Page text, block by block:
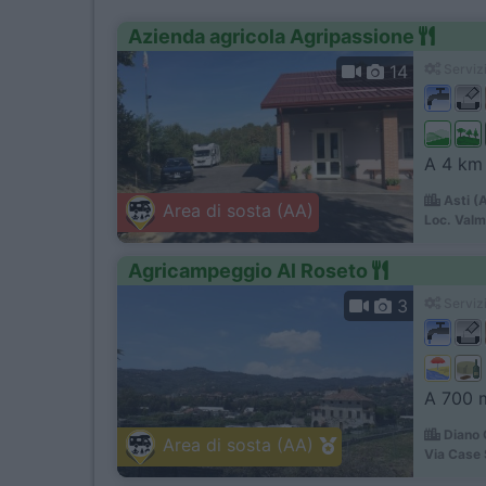
Azienda agricola Agripassione
Area di sosta (AA)
14
A 4
Asti
Loc.
Agricampeggio Al Roseto
Area di sosta (AA)
3
A 700
Diano
Via Case